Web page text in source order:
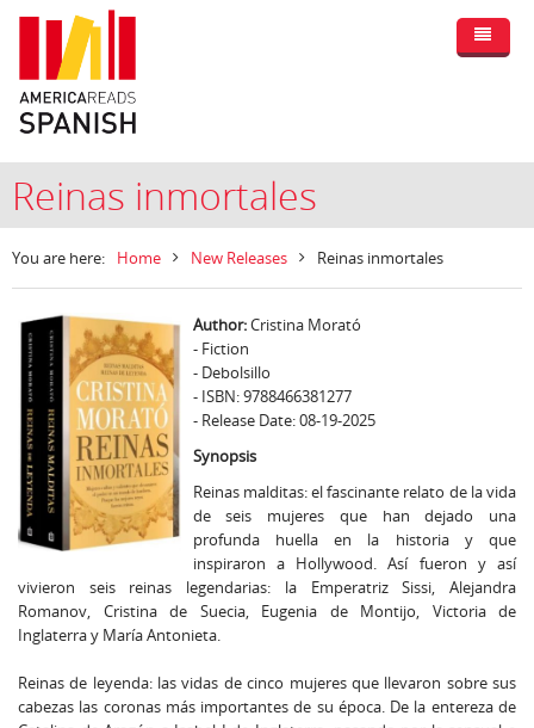
Reinas inmortales
You are here: Home New Releases Reinas inmortales
Author:Cristina Morató
- Fiction
- Debolsillo
- ISBN: 9788466381277
- Release Date: 08-19-2025
Synopsis
Reinas malditas: el fascinante relato de la vida
de seis mujeres que han dejado una
profunda huella en la historia y que
inspiraron a Hollywood. Así fueron y así
vivieron seis reinas legendarias: la Emperatriz Sissi, Alejandra
Romanov, Cristina de Suecia, Eugenia de Montijo, Victoria de
Inglaterra y María Antonieta.
Reinas de leyenda: las vidas de cinco mujeres que llevaron sobre sus
cabezas las coronas más importantes de su época. De la entereza de